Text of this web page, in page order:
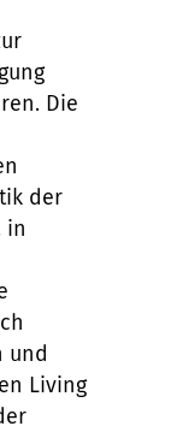
Die
der
in
und
Living